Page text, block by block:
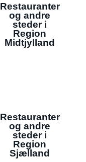
Restauranter
og andre
steder i
Region
Midtjylland
Restauranter
og andre
steder i
Region
Sjælland